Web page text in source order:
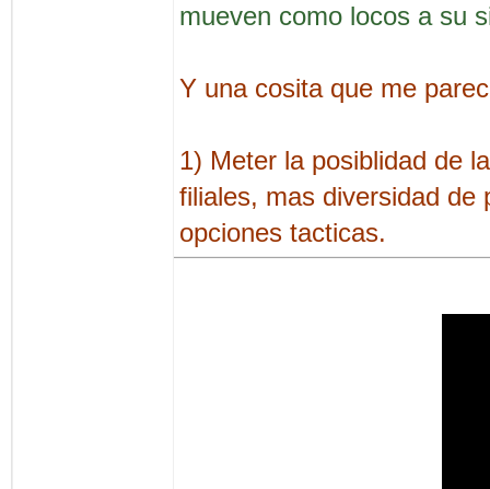
mueven como locos a su
Y una cosita que me
1) Meter la posiblidad de
filiales, mas diversidad de
opciones tacticas.